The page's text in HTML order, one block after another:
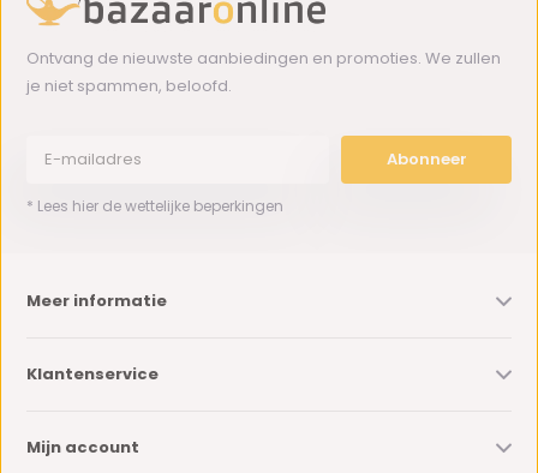
Ontvang de nieuwste aanbiedingen en promoties. We zullen
je niet spammen, beloofd.
Abonneer
* Lees hier de wettelijke beperkingen
Meer informatie
Klantenservice
Mijn account